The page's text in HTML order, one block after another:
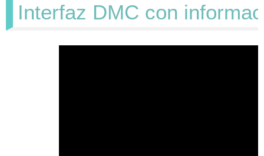
Interfaz DMC con